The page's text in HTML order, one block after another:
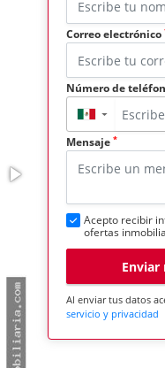
Correo electrónico
Número de
▼
Mensaje *
Acepto recibir
ofertas
Enviar
Al enviar tus datos
servicio y privacidad